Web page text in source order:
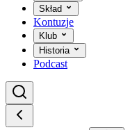
Skład
Kontuzje
Klub
Historia
Podcast